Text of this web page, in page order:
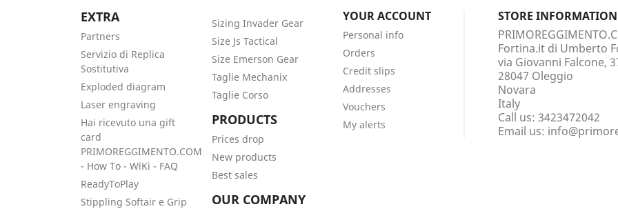
EXTRA
Partners
Servizio di Replica
Sostitutiva
Exploded diagram
Laser engraving
Hai ricevuto una gift
card
PRIMOREGGIMENTO.COM
- How To - WiKi - FAQ
ReadyToPlay
Stippling Softair e Grip
Sizing Invader Gear
Size Js Tactical
Size Emerson Gear
Taglie Mechanix
Taglie Corso
PRODUCTS
Prices drop
New products
Best sales
OUR COMPANY
YOUR ACCOUNT
Personal info
Orders
Credit slips
Addresses
Vouchers
My alerts
STORE INFORMATION
Fortina.it di Umberto
via Giovanni Falcone,
28047 Oleggio
Novara
Italy
Call us: 3423472042
Email us: